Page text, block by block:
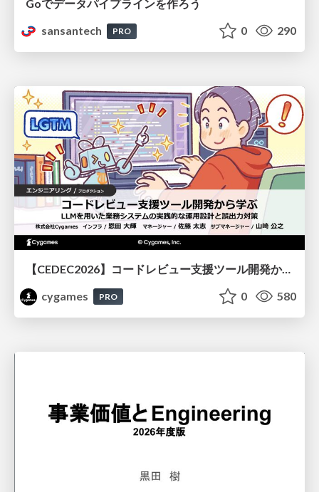
Goでデータパイプラインを作ろう
sansantech
PRO 0 290
【CEDEC2026】コードレビュー支援ツール開発から学ぶ：LLMを用いた業務システムの実践的な運用設計と誤出力対策
cygames
PRO 0 580